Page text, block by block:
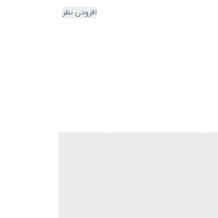
افزودن نظر